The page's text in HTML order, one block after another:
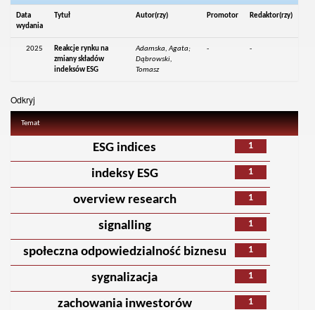
Data
wydania
Tytuł Autor(rzy) Promotor Redaktor(rzy)
2025
Reakcje rynku na
zmiany składów
indeksów ESG
Adamska, Agata;
Dąbrowski,
Tomasz
- -
Odkryj
Temat
1
ESG indices
1
indeksy ESG
1
overview research
1
signalling
1
społeczna odpowiedzialność biznesu
1
sygnalizacja
1
zachowania inwestorów